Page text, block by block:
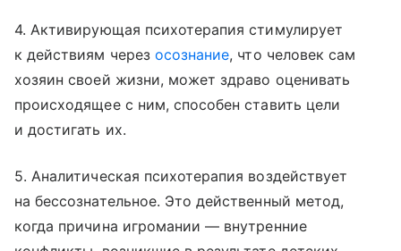
4. Активирующая психотерапия стимулирует
к действиям через осознание, что человек сам
хозяин своей жизни, может здраво оценивать
происходящее с ним, способен ставить цели
и достигать их.
5. Аналитическая психотерапия воздействует
на бессознательное. Это действенный метод,
когда причина игромании — внутренние